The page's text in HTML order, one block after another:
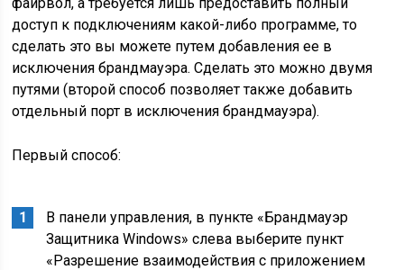
доступ к подключениям какой-либо программе, то
сделать это вы можете путем добавления ее в
исключения брандмауэра. Сделать это можно двумя
путями (второй способ позволяет также добавить
отдельный порт в исключения брандмауэра).
Первый способ:
В панели управления, в пункте «Брандмауэр
Защитника Windows» слева выберите пункт
«Разрешение взаимодействия с приложением